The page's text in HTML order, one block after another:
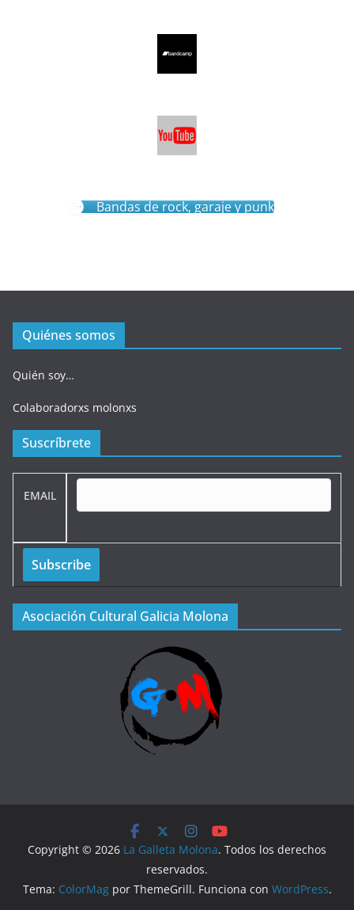
Bandas de rock, garaje y punk
Quiénes somos
Quién soy…
Colaboradorxs molonxs
Suscríbrete
EMAIL
Asociación Cultural Galicia Molona
Copyright © 2026 La Galleta Molona. Todos los derechos
reservados.
Tema: ColorMagpor ThemeGrill. Funciona con WordPress.